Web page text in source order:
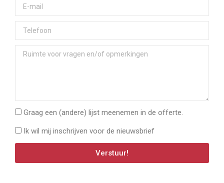
Graag een (andere) lijst meenemen in de offerte.
Ik wil mij inschrijven voor de nieuwsbrief
Verstuur!